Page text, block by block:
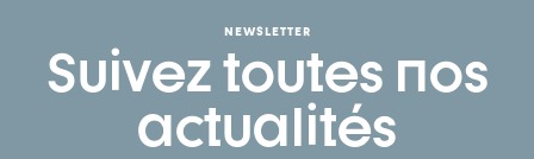
NEWSLETTER
Suivez toutes nos
actualités